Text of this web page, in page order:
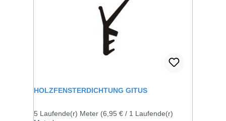
HOLZFENSTERDICHTUNG GITUS
5 Laufende(r) Meter (6,95 € / 1 Laufende(r)